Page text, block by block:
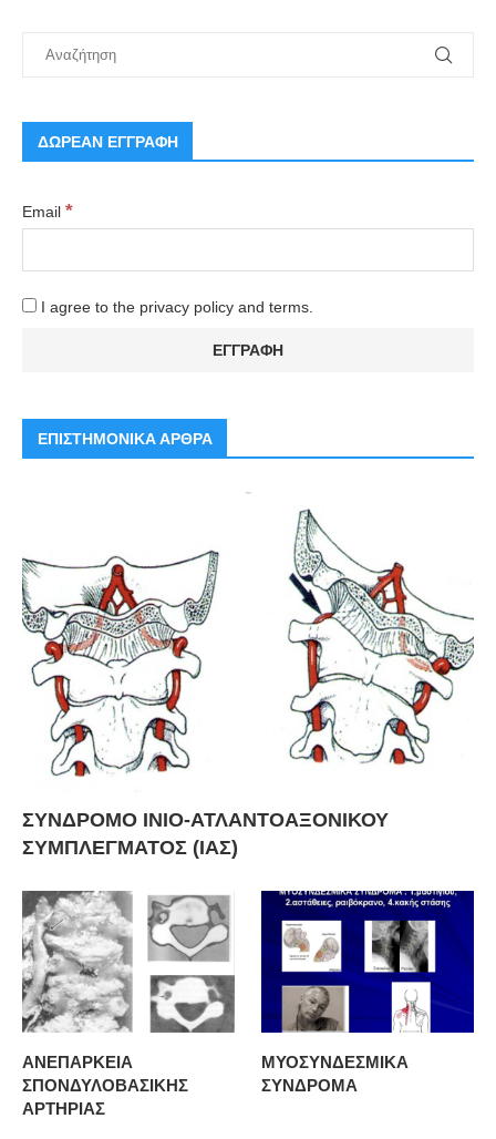
ΔΩΡΕΑΝ ΕΓΓΡΑΦΗ
Email *
I agree to the privacy policy and terms.
ΕΠΙΣΤΗΜΟΝΙΚΑ ΑΡΘΡΑ
ΣΥΝΔΡΟΜΟ ΙΝΙΟ-ΑΤΛΑΝΤΟΑΞΟΝΙΚΟΥ
ΣΥΜΠΛΕΓΜΑΤΟΣ (ΙΑΣ)
ΑΝΕΠΑΡΚΕΙΑ
ΣΠΟΝΔΥΛΟΒΑΣΙΚΗΣ
ΑΡΤΗΡΙΑΣ
ΜΥΟΣΥΝΔΕΣΜΙΚΑ
ΣΥΝΔΡΟΜΑ